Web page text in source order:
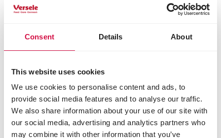
Consent Details About
This website uses cookies
We use cookies to personalise content and ads, to
provide social media features and to analyse our traffic.
We also share information about your use of our site with
our social media, advertising and analytics partners who
may combine it with other information that you’ve
dure.
Nei climi più caldi, potrebbero formarsi alghe
stagnante. Sono visibili poiché formano uno
dell’acqua, e potrebbero rovesciarla.
Infine, presta attenzione all’acqua stagnante
all’interno di fossi e stagni, siccome potrebbero
marcire. Fai testare queste acque prima di far
pascolare i tuoi cavalli nei luoghi adiacenti.